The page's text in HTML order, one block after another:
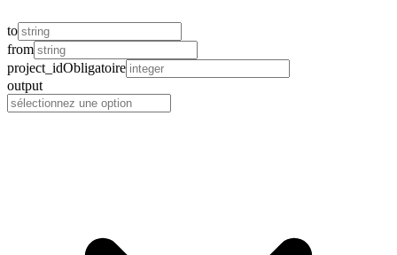
to
from
project_idObligatoire
output